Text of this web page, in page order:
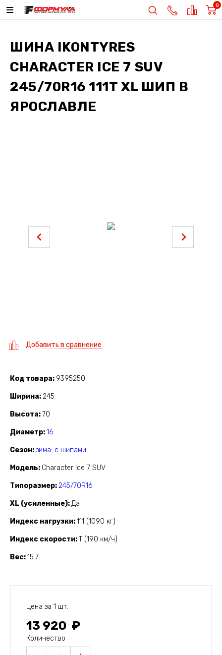
0
ШИНА IKONTYRES
CHARACTER ICE 7 SUV
245/70R16 111T XL ШИП В
ЯРОСЛАВЛЕ
Добавить в сравнение
Код товара 9395250
Ширина 245
Высота 70
Диаметр 16
Сезон зима: с шипами
Модель Character Ice 7 SUV
Типоразмер 245/70R16
XL (усиленные) Да
Индекс нагрузки 111 (1090 кг)
Индекс скорости T (190 км/ч)
Вес 15.7
Цена за 1 шт.
13 920
Количество